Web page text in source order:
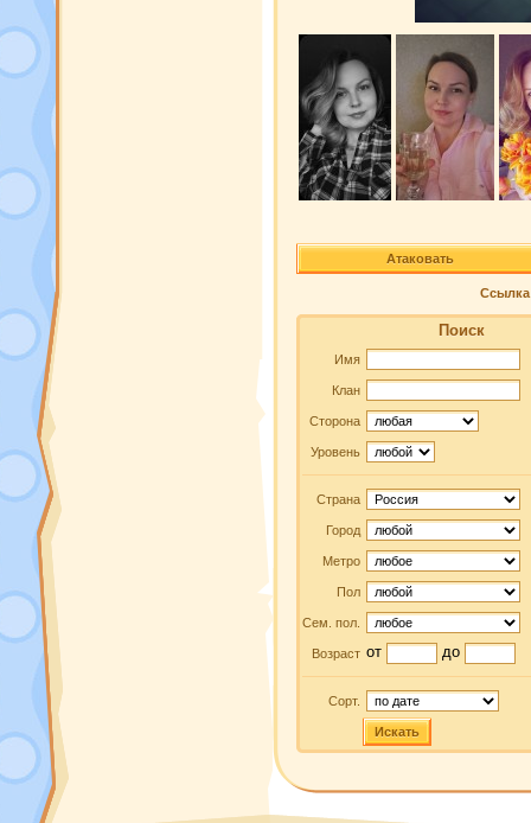
Атаковать
Ссылка
Поиск
Имя
Клан
Сторона
Уровень
Страна
Город
Метро
Пол
Сем. пол.
Возраст от до
Сорт.
Искать